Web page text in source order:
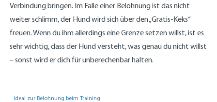
Verbindung bringen. Im Falle einer Belohnung ist das nicht
weiter schlimm, der Hund wird sich über den „Gratis-Keks“
freuen. Wenn du ihm allerdings eine Grenze setzen willst, ist es
sehr wichtig, dass der Hund versteht, was genau du nicht willst
– sonst wird er dich für unberechenbar halten.
Ideal zur Belohnung beim Training